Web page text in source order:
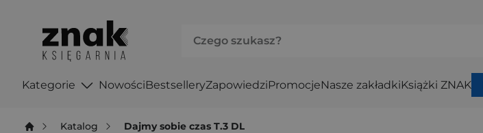
Kategorie NowościBestselleryZapowiedziPromocjeNasze zakładkiKsiążki ZNAK
Katalog Dajmy sobie czas T.3 DL